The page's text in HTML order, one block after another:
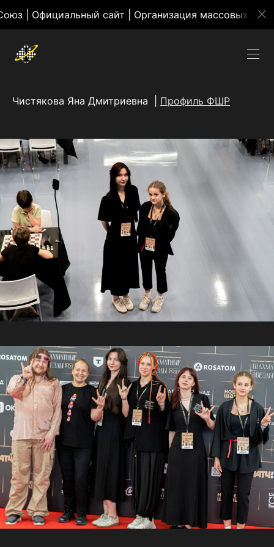
сайт | Организация массовых мероприятий
Чистякова Яна Дмитриевна | Профиль ФШР